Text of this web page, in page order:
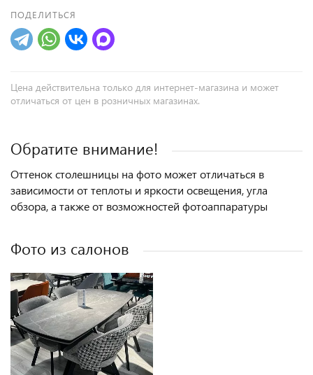
ПОДЕЛИТЬСЯ
Цена действительна только для интернет-магазина и может
отличаться от цен в розничных магазинах.
Обратите внимание!
Оттенок столешницы на фото может отличаться в
зависимости от теплоты и яркости освещения, угла
обзора, а также от возможностей фотоаппаратуры
Фото из салонов